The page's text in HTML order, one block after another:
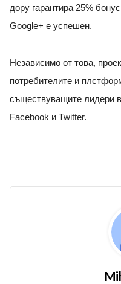
дору гарантира 25%
Google+ e успешен.
Независимо от това,
потребителите и
съществуващите лидери
Facebook и Twitter.